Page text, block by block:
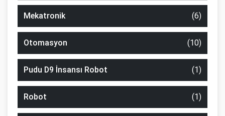
Mekatronik (6)
Otomasyon (10)
Pudu D9 İnsansı Robot (1)
Robot (1)